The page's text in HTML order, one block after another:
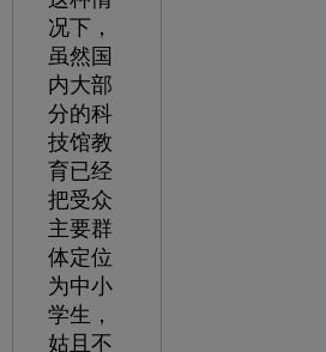
况下，
虽然国
内大部
分的科
技馆教
育已经
把受众
主要群
体定位
为中小
学生，
姑且不